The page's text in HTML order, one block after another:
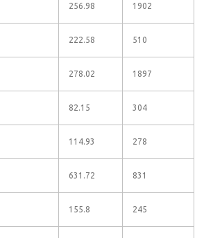
256.98 1902
222.58 510
278.02 1897
82.15 304
114.93 278
631.72 831
155.8 245